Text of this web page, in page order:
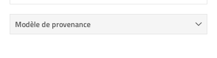
Modèle de provenance